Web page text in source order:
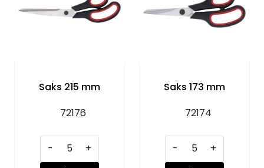
Saks 215 mm
72176
- +
Saks 173 mm
72174
- +